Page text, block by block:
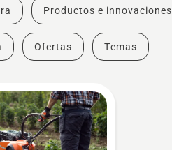
Productos e innovaciones
Ofertas Temas